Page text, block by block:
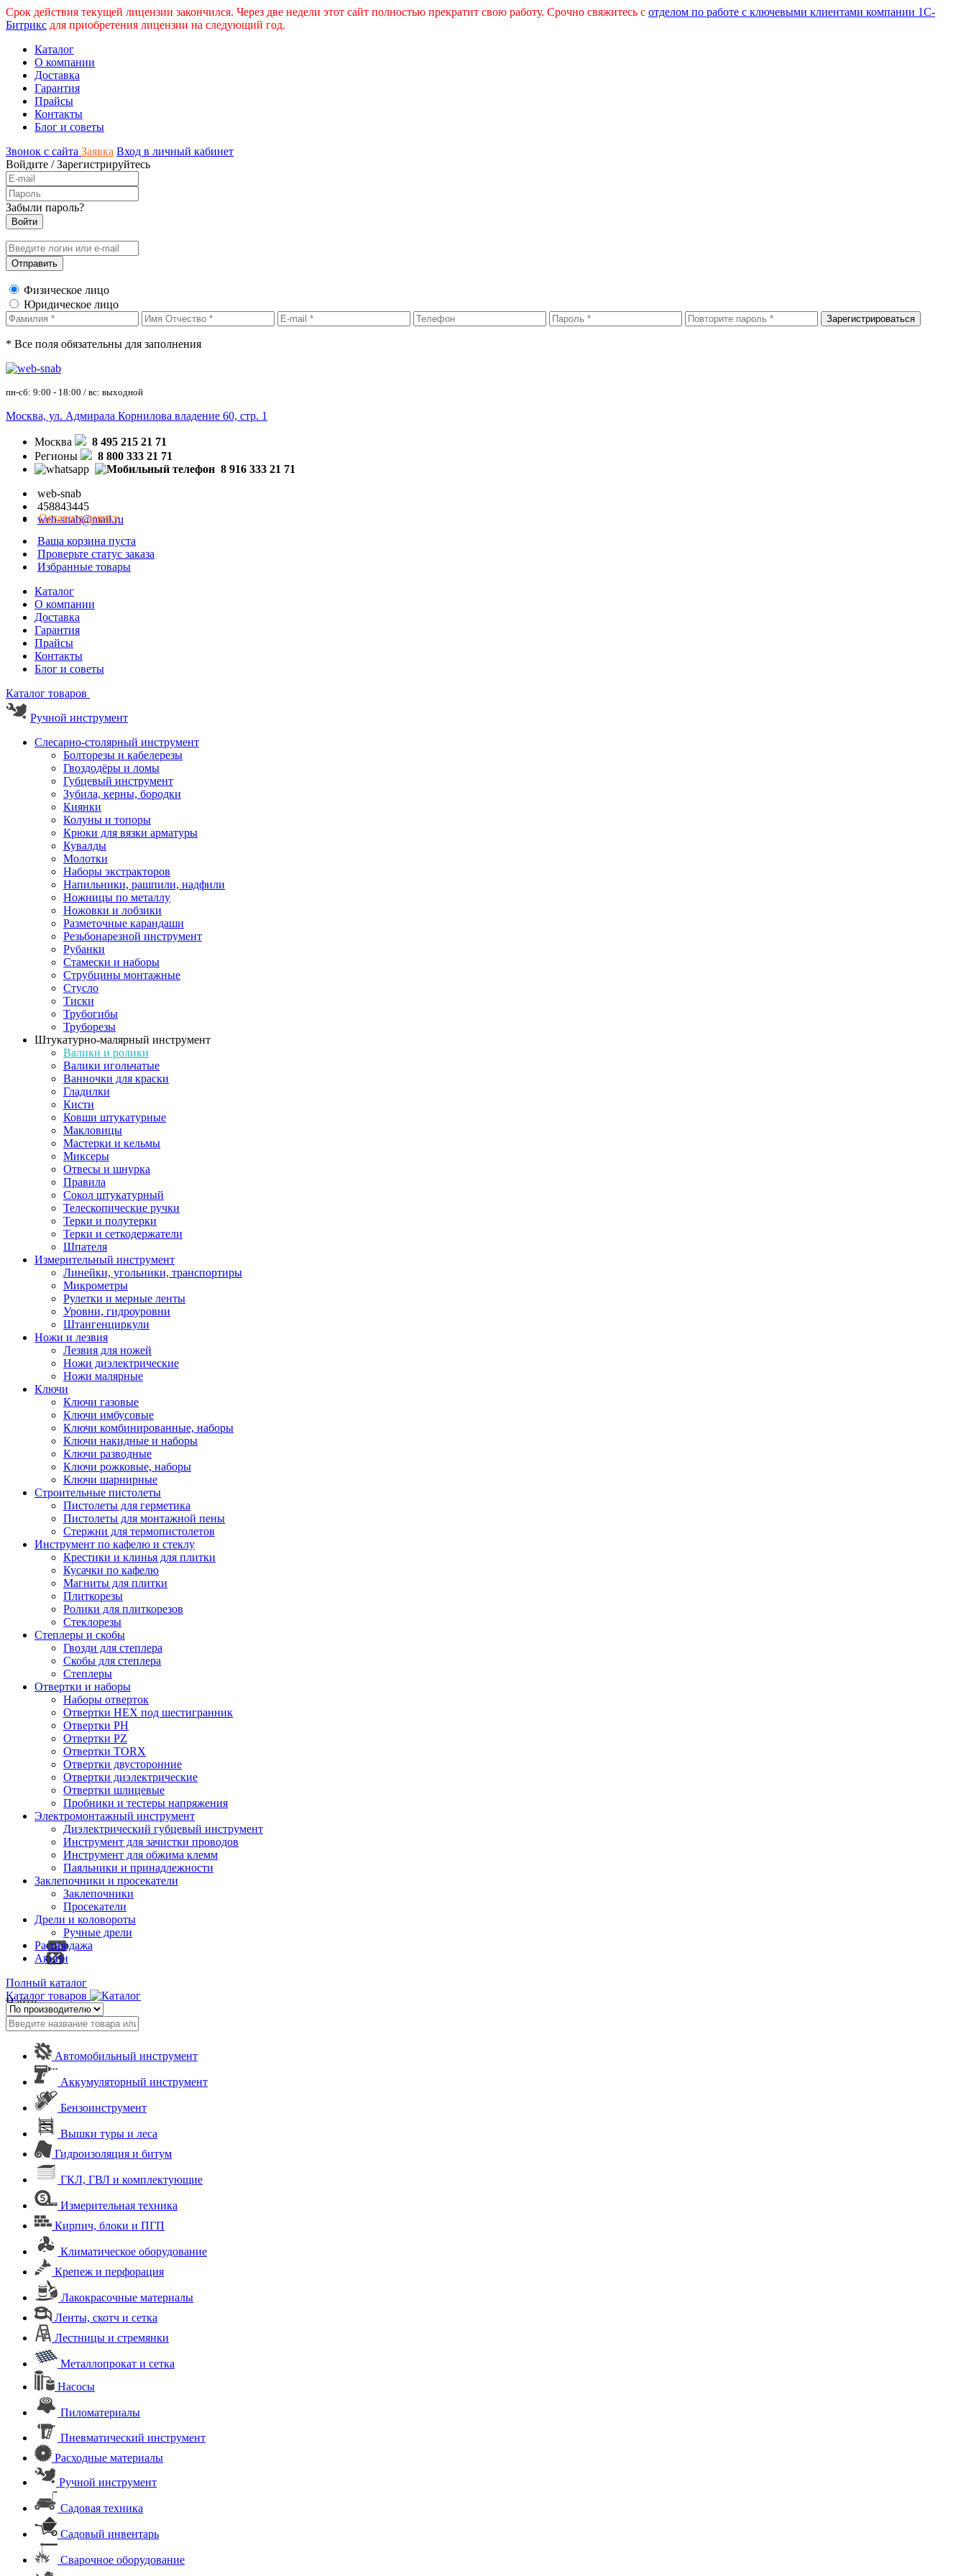
Срок действия текущей лицензии закончился. Через две недели этот сайт полностью прекратит свою работу. Срочно свяжитесь с отделом по работе с ключевыми клиентами компании 1С-
Битрикс для приобретения лицензии на следующий год.
Каталог
О компании
Доставка
Гарантия
Прайсы
Контакты
Блог и советы
Звонок с сайта Заявка Вход в личный кабинет
Войдите /Зарегистрируйтесь
Забыли пароль?
Физическое лицо
Юридическое лицо
* Все поля обязательны для заполнения
пн-сб: 9:00 - 18:00 / вс: выходной
Москва, ул. Адмирала Корнилова владение 60, стр. 1
Москва
8 495 215 21 71
Регионы
8 800 333 21 71
8 916 333 21 71
web-snab
458843445
web-snab@mail.ru
Оставить заявку
Ваша корзина пуста
Проверьте статус заказа
Избранные товары
Каталог
О компании
Доставка
Гарантия
Прайсы
Контакты
Блог и советы
Каталог товаров
Ручной инструмент
Слесарно-столярный инструмент
Болторезы и кабелерезы
Гвоздодёры и ломы
Губцевый инструмент
Зубила, керны, бородки
Киянки
Колуны и топоры
Крюки для вязки арматуры
Кувалды
Молотки
Наборы экстракторов
Напильники, рашпили, надфили
Ножницы по металлу
Ножовки и лобзики
Разметочные карандаши
Резьбонарезной инструмент
Рубанки
Стамески и наборы
Струбцины монтажные
Стусло
Тиски
Трубогибы
Труборезы
Штукатурно-малярный инструмент
Валики и ролики
Валики игольчатые
Ванночки для краски
Гладилки
Кисти
Ковши штукатурные
Макловицы
Мастерки и кельмы
Миксеры
Отвесы и шнурка
Правила
Сокол штукатурный
Телескопические ручки
Терки и полутерки
Терки и сеткодержатели
Шпателя
Измерительный инструмент
Линейки, угольники, транспортиры
Микрометры
Рулетки и мерные ленты
Уровни, гидроуровни
Штангенциркули
Ножи и лезвия
Лезвия для ножей
Ножи диэлектрические
Ножи малярные
Ключи
Ключи газовые
Ключи имбусовые
Ключи комбинированные, наборы
Ключи накидные и наборы
Ключи разводные
Ключи рожковые, наборы
Ключи шарнирные
Строительные пистолеты
Пистолеты для герметика
Пистолеты для монтажной пены
Стержни для термопистолетов
Инструмент по кафелю и стеклу
Крестики и клинья для плитки
Кусачки по кафелю
Магниты для плитки
Плиткорезы
Ролики для плиткорезов
Стеклорезы
Степлеры и скобы
Гвозди для степлера
Скобы для степлера
Степлеры
Отвертки и наборы
Наборы отверток
Отвертки HEX под шестигранник
Отвертки PH
Отвертки PZ
Отвертки TORX
Отвертки двусторонние
Отвертки диэлектрические
Отвертки шлицевые
Пробники и тестеры напряжения
Электромонтажный инструмент
Диэлектрический губцевый инструмент
Инструмент для зачистки проводов
Инструмент для обжима клемм
Паяльники и принадлежности
Заклепочники и просекатели
Заклепочники
Просекатели
Дрели и коловороты
Ручные дрели
Распродажа
Акции
Полный каталог
Каталог товаров
Найти
Автомобильный инструмент
Аккумуляторный инструмент
Бензоинструмент
Вышки туры и леса
Гидроизоляция и битум
ГКЛ, ГВЛ и комплектующие
Измерительная техника
Кирпич, блоки и ПГП
Климатическое оборудование
Крепеж и перфорация
Лакокрасочные материалы
Ленты, скотч и сетка
Лестницы и стремянки
Металлопрокат и сетка
Насосы
Пиломатериалы
Пневматический инструмент
Расходные материалы
Ручной инструмент
Садовая техника
Садовый инвентарь
Сварочное оборудование